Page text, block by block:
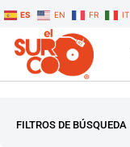
ES EN FR IT
FILTROS DE BÚSQUEDA